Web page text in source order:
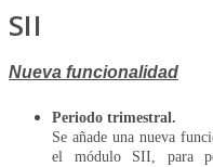
SII
Nueva funcionalidad
Periodo trimestral.
Se añade una nueva
el módulo SII, para